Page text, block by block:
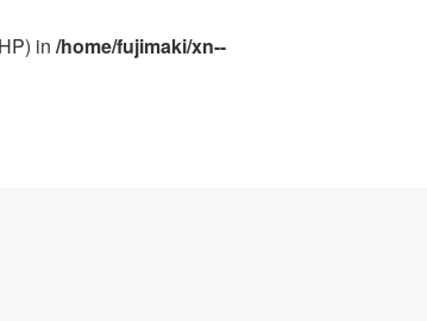
in /home/fujimaki/xn--